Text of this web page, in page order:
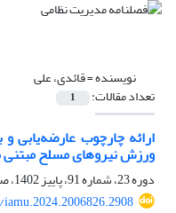
نویسنده =قائدی، علی
تعداد مقالات: 1
ارائه چارچوب عارضه‌یابی
ورزش نیروهای مسلح مبتنی
دوره 23، شماره 91، پاییز 1402، صفحه